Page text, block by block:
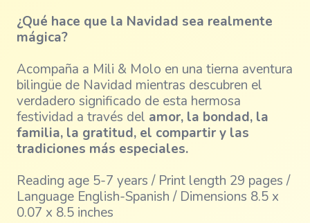
¿Qué hace que la Navidad sea realmente
mágica?
Acompaña a Mili & Molo en una tierna aventura
bilingüe de Navidad mientras descubren el
verdadero significado de esta hermosa
festividad a través del amor, la bondad, la
familia, la gratitud, el compartir y las
tradiciones más especiales.
Reading age 5-7 years / Print length 29 pages /
Language English-Spanish / Dimensions 8.5 x
0.07 x 8.5 inches